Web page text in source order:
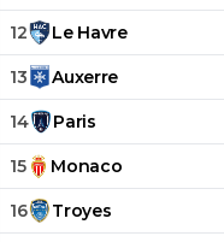
12 Le Havre
13 Auxerre
14 Paris
15 Monaco
16 Troyes